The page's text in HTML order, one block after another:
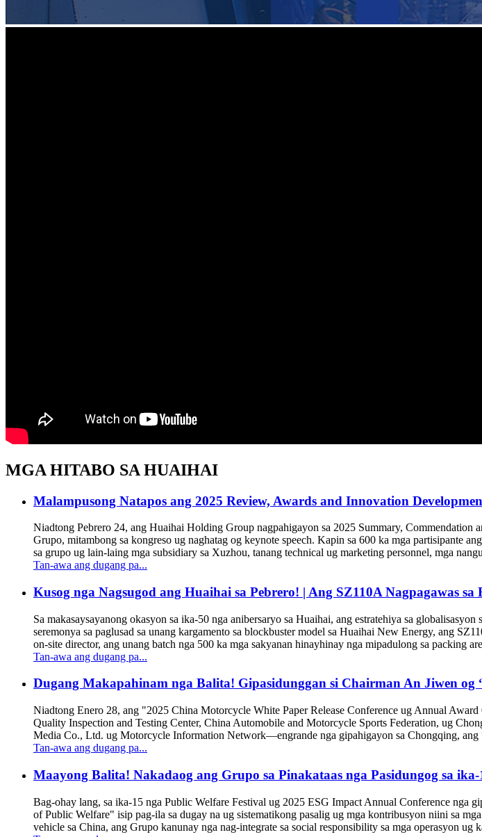
MGA HITABO SA HUAIHAI
Malampusong Natapos ang 2025 Review, Awards and Innovation
Niadtong Pebrero 24, ang Huaihai Holding Group nagpahigayon sa 2025 Summary,
Grupo, mitambong sa kongreso ug naghatag og keynote speech. Kapin sa 600 ka mga partisipante
sa grupo ug lain-laing mga subsidiary sa Xuzhou, tanang technical ug marketing personnel, mga
Tan-awa ang dugang pa...
Kusog nga Nagsugod ang Huaihai sa Pebrero! | Ang SZ110A Nagpagawas
Sa makasaysayanong okasyon sa ika-50 nga anibersaryo sa Huaihai, ang estratehiya sa
seremonya sa paglusad sa unang kargamento sa blockbuster model sa Huaihai New Energy, ang
on-site director, ang unang batch nga 500 ka mga sakyanan hinayhinay nga mipadulong sa packing
Tan-awa ang dugang pa...
Dugang Makapahinam nga Balita! Gipasidunggan si Chairman An Jiwen og
Niadtong Enero 28, ang "2025 China Motorcycle White Paper Release Conference ug Annual
Quality Inspection and Testing Center, China Automobile and Motorcycle Sports Federation, ug
Media Co., Ltd. ug Motorcycle Information Network—engrande nga gipahigayon sa Chongqing,
Tan-awa ang dugang pa...
Maayong Balita! Nakadaog ang Grupo sa Pinakataas nga Pasidungog sa
Bag-ohay lang, sa ika-15 nga Public Welfare Festival ug 2025 ESG Impact Annual Conference
of Public Welfare" isip pag-ila sa dugay na ug sistematikong pasalig ug mga kontribusyon niini sa
vehicle sa China, ang Grupo kanunay nga nag-integrate sa social responsibility sa mga operasyon